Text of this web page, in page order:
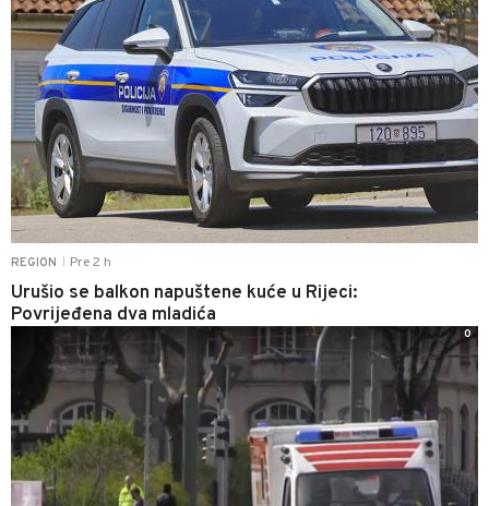
REGION Pre 2 h
Urušio se balkon napuštene kuće u Rijeci:
Povrijeđena dva mladića
0